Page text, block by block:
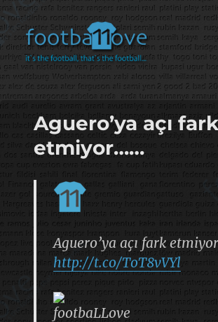
footbaLLove
Aguero’ya açı fark
etmiyor……
Aguero’ya açı fark
http://t.co/ToT8vVYl
footbaLLove